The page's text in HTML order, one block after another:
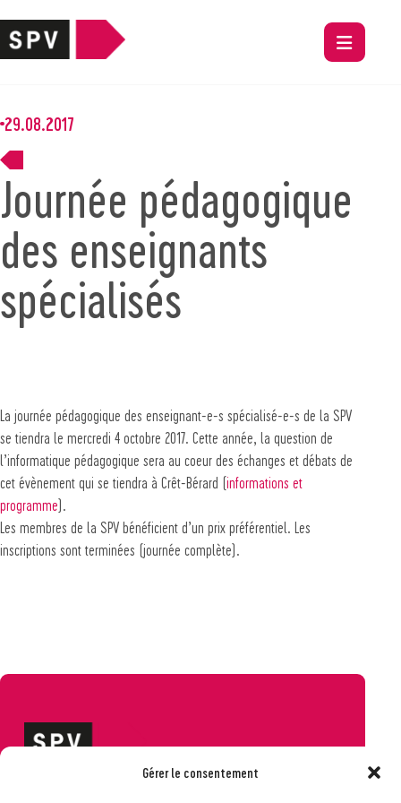
Gérer le consentement
29.08.2017
Journée pédagogique
des enseignants
spécialisés
La journée pédagogique des enseignant-e-s spécialisé-e-s de la SPV
se tiendra le mercredi 4 octobre 2017. Cette année, la question de
l’informatique pédagogique sera au coeur des échanges et débats de
cet évènement qui se tiendra à Crêt-Bérard (informations et
programme).
Les membres de la SPV bénéficient d’un prix préférentiel. Les
inscriptions sont terminées (journée complète).